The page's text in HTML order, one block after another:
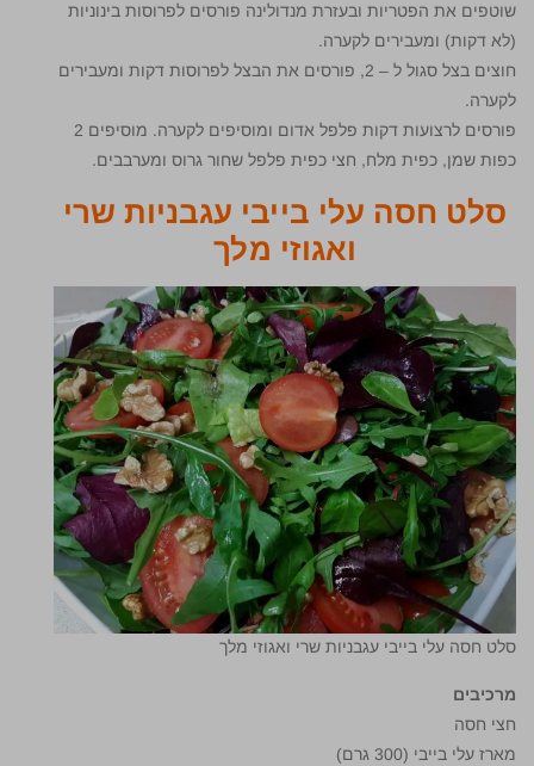
שוטפים את הפטריות ובעזרת מנדולינה פורסים לפרוסות בינוניות
(לא דקות) ומעבירים לקערה.
חוצים בצל סגול ל – 2, פורסים את הבצל לפרוסות דקות ומעבירים
לקערה.
פורסים לרצועות דקות פלפל אדום ומוסיפים לקערה. מוסיפים 2
כפות שמן, כפית מלח, חצי כפית פלפל שחור גרוס ומערבבים.
סלט חסה עלי בייבי עגבניות שרי
ואגוזי מלך
סלט חסה עלי בייבי עגבניות שרי ואגוזי מלך
מרכיבים
חצי חסה
מארז עלי בייבי (300 גרם)